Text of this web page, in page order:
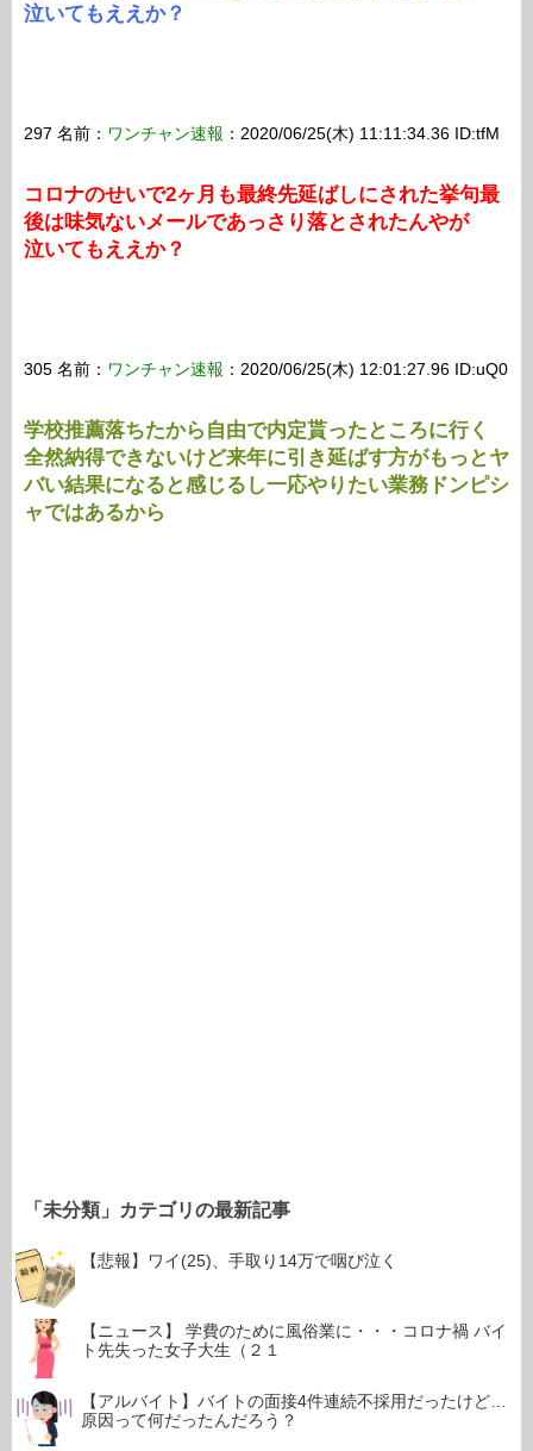
泣いてもええか？
297 名前： ワンチャン速報 ：2020/06/25(木) 11:11:34.36 ID:tfM
コロナのせいで2ヶ月も最終先延ばしにされた挙句最
後は味気ないメールであっさり落とされたんやが
泣いてもええか？
305 名前： ワンチャン速報 ：2020/06/25(木) 12:01:27.96 ID:uQ0
学校推薦落ちたから自由で内定貰ったところに行く
全然納得できないけど来年に引き延ばす方がもっとヤ
バい結果になると感じるし一応やりたい業務ドンピシ
ャではあるから
「未分類」カテゴリの最新記事
【悲報】ワイ(25)、手取り14万で咽び泣く
【ニュース】 学費のために風俗業に・・・コロナ禍 バイ
ト先失った女子大生（２１
【アルバイト】バイトの面接4件連続不採用だったけど…
原因って何だったんだろう？